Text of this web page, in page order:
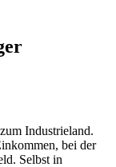
Industrieland.
bei der
Selbst in